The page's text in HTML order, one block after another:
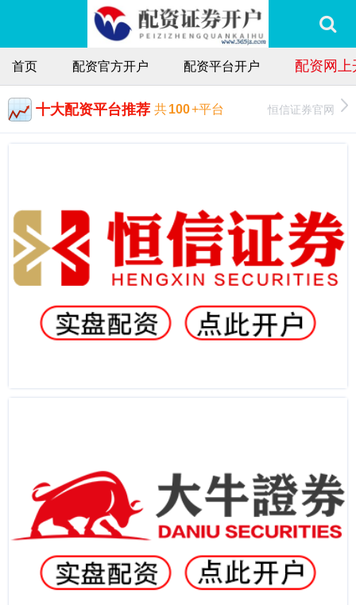
首页 配资官方开户 配资平台开户 配资网上
十大配资平台推荐 共100+平台 恒信证券官网